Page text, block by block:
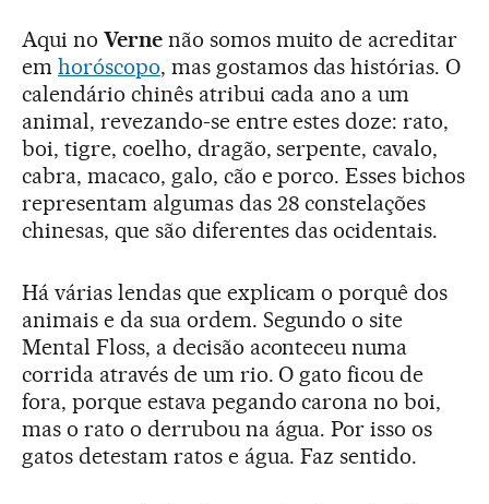
Aqui no Vernenão somos muito de acreditar
em horóscopo, mas gostamos das histórias. O
calendário chinês atribui cada ano a um
animal, revezando-se entre estes doze: rato,
boi, tigre, coelho, dragão, serpente, cavalo,
cabra, macaco, galo, cão e porco. Esses bichos
representam algumas das 28 constelações
chinesas, que são diferentes das ocidentais.
Há várias lendas que explicam o porquê dos
animais e da sua ordem. Segundo o site
Mental Floss, a decisão aconteceu numa
corrida através de um rio. O gato ficou de
fora, porque estava pegando carona no boi,
mas o rato o derrubou na água. Por isso os
gatos detestam ratos e água. Faz sentido.